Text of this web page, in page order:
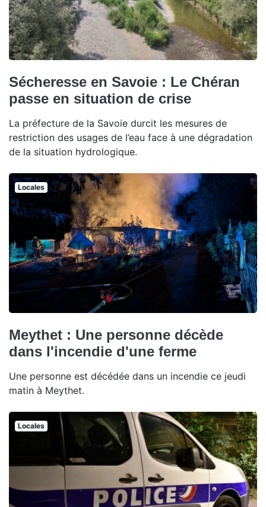
Sécheresse en Savoie : Le Chéran
passe en situation de crise
La préfecture de la Savoie durcit les mesures de
restriction des usages de l’eau face à une dégradation
de la situation hydrologique.
Locales
Meythet : Une personne décède
dans l'incendie d'une ferme
Une personne est décédée dans un incendie ce jeudi
matin à Meythet.
Locales